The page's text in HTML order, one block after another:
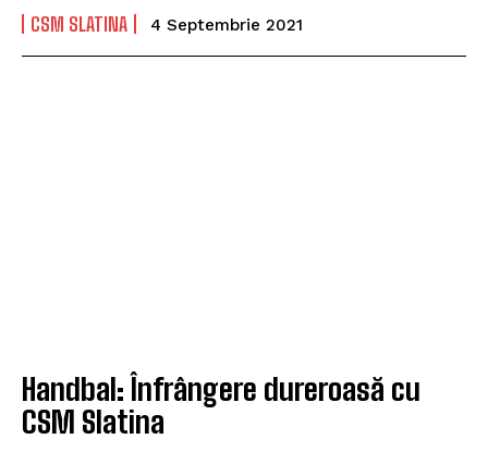
CSM SLATINA 4 Septembrie 2021
Handbal: Înfrângere dureroasă cu
CSM Slatina